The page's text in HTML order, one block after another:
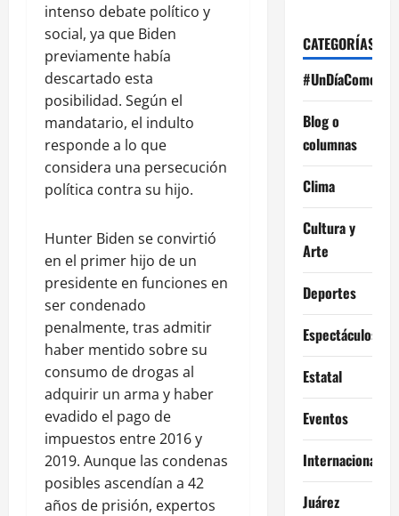
intenso debate político y
social, ya que Biden
previamente había
descartado esta
posibilidad. Según el
mandatario, el indulto
responde a lo que
considera una persecución
política contra su hijo.
Hunter Biden se convirtió
en el primer hijo de un
presidente en funciones en
ser condenado
penalmente, tras admitir
haber mentido sobre su
consumo de drogas al
adquirir un arma y haber
evadido el pago de
impuestos entre 2016 y
2019. Aunque las condenas
posibles ascendían a 42
años de prisión, expertos
CATEGORÍAS
#UnDíaComoHoy
Blog o
columnas
Clima
Cultura y
Arte
Deportes
Espectáculos
Estatal
Eventos
Internacional
Juárez